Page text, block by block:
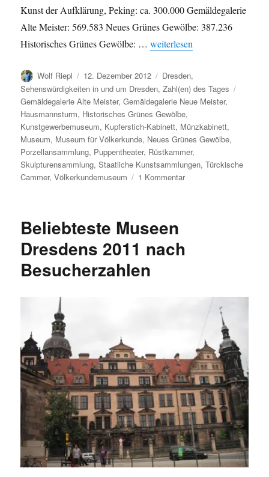
Kunst der Aufklärung, Peking: ca. 300.000 Gemäldegalerie
Alte Meister: 569.583 Neues Grünes Gewölbe: 387.236
Historisches Grünes Gewölbe: …„Besucherzahlen in den
weiterlesen
Autor
Wolf Riepl
Veröffentlicht
am
12. Dezember 2012 Kategorien
Dresden,
Sehenswürdigkeiten in und um Dresden,Zahl(en) des Tages
Gemäldegalerie Alte Meister,Gemäldegalerie Neue Meister,
Hausmannsturm, Historisches Grünes Gewölbe,
Kunstgewerbemuseum, Kupferstich-Kabinett, Münzkabinett,
Museum, Museum für Völkerkunde, Neues Grünes Gewölbe,
Porzellansammlung, Puppentheater, Rüstkammer,
Skulpturensammlung,Staatliche Kunstsammlungen,Türckische
Cammer,Völkerkundemuseum 1 Kommentarzu
Staatlichen
Beliebteste Museen
Dresdens 2011 nach
Besucherzahlen